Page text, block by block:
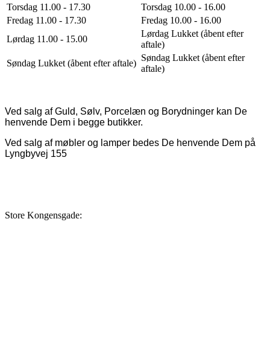
Torsdag 11.00 - 17.30
Torsdag 10.00 - 16.00
Fredag 11.00 - 17.30
Fredag 10.00 - 16.00
Lørdag 11.00 - 15.00
Lørdag Lukket (åbent efter
aftale)
Søndag Lukket (åbent efter aftale)
Søndag Lukket (åbent efter
aftale)
Ved salg af Guld, Sølv, Porcelæn og Borydninger kan De
henvende Dem i begge butikker.
Ved salg af møbler og lamper bedes De henvende Dem på
Lyngbyvej 155
Store Kongensgade: